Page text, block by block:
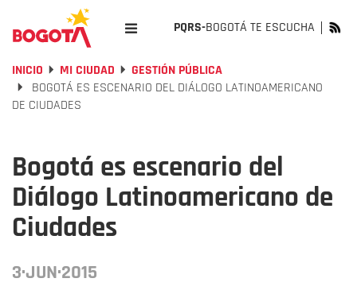
PQRS-BOGOTÁ TE ESCUCHA
INICIO MI CIUDAD
GESTIÓN PÚBLICA
BOGOTÁ ES ESCENARIO DEL DIÁLOGO LATINOAMERICANO
DE CIUDADES
Bogotá es escenario del
Diálogo Latinoamericano de
Ciudades
3·JUN·2015